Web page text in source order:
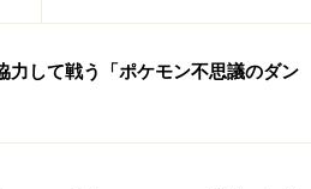
力して戦う「ポケモン不思議のダン